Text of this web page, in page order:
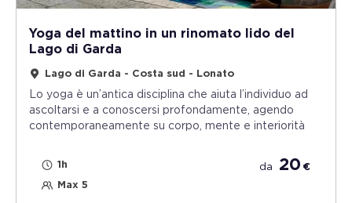
Yoga del mattino in un rinomato lido del
Lago di Garda
Lago di Garda - Costa sud - Lonato
Lo yoga è un’antica disciplina che aiuta l’individuo ad
ascoltarsi e a conoscersi profondamente, agendo
contemporaneamente su corpo, mente e interiorità
1h
Max 5
da 20 €